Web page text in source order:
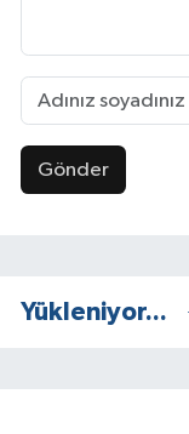
Gönder
Yükleniyor...